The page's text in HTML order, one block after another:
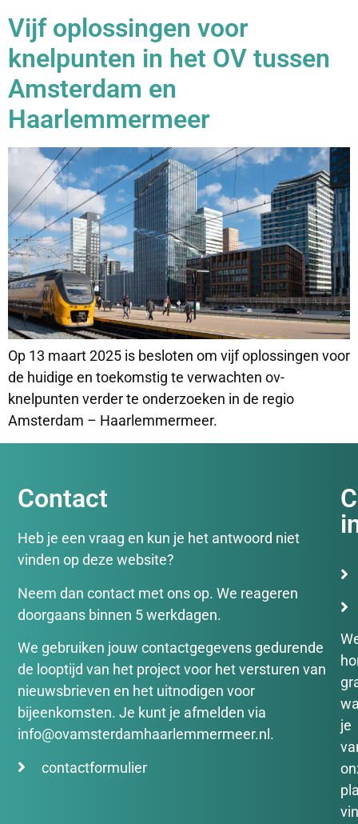
Vijf oplossingen voor
knelpunten in het OV tussen
Amsterdam en
Haarlemmermeer
Op 13 maart 2025 is besloten om vijf oplossingen voor
de huidige en toekomstig te verwachten ov-
knelpunten verder te onderzoeken in de regio
Amsterdam – Haarlemmermeer.
Contact
Heb je een vraag en kun je het antwoord niet
vinden op deze website?
Neem dan contact met ons op. We reageren
doorgaans binnen 5 werkdagen.
We gebruiken jouw contactgegevens gedurende
de looptijd van het project voor het versturen van
nieuwsbrieven en het uitnodigen voor
bijeenkomsten. Je kunt je afmelden via
info@ovamsterdamhaarlemmermeer.nl.
contactformulier
je